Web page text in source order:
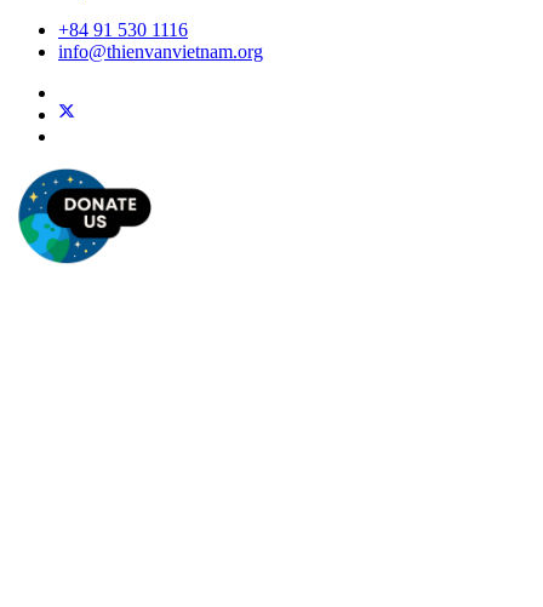
+84 91 530 1116
info@thienvanvietnam.org